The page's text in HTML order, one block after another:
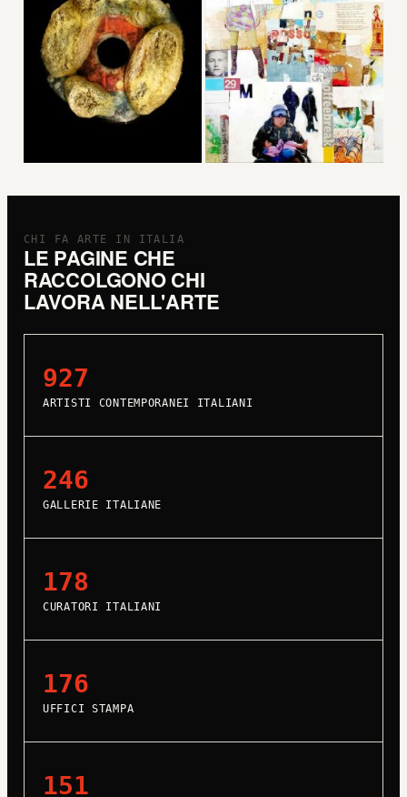
CHI FA ARTE IN ITALIA
LE PAGINE CHE
RACCOLGONO CHI
LAVORA NELL'ARTE
927
ARTISTI CONTEMPORANEI ITALIANI
246
GALLERIE ITALIANE
178
CURATORI ITALIANI
176
UFFICI STAMPA
151